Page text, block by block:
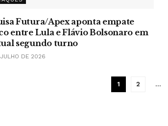
Futura/Apex aponta empate
entre Lula e Flávio Bolsonaro em
segundo turno
DE 2026
1 2 …